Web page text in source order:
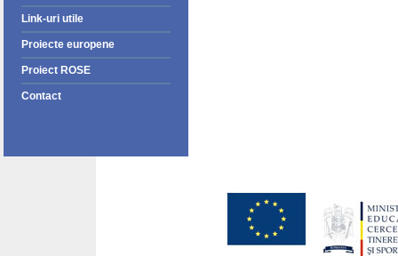
Link-uri utile
Proiecte europene
Proiect ROSE
Contact